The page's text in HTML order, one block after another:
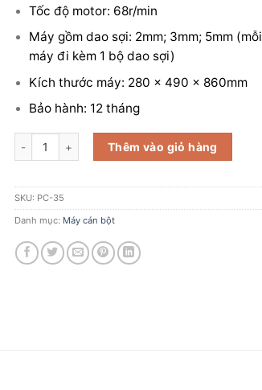
Tốc độ motor: 68r/min
Máy gồm dao sợi: 2mm; 3mm; 5mm (mỗi
máy đi kèm 1 bộ dao sợi)
Kích thước máy: 280 x 490 x 860mm
Bảo hành: 12 tháng
Máy cán bột cắt sợi số lượng
Thêm vào giỏ hàng
SKU: PC-35
Danh mục: Máy cán bột